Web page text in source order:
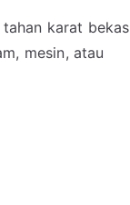
karat bekas
mesin, atau